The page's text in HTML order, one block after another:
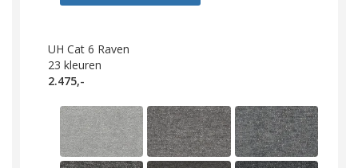
UH Cat 6 Raven
23 kleuren
2.475,-